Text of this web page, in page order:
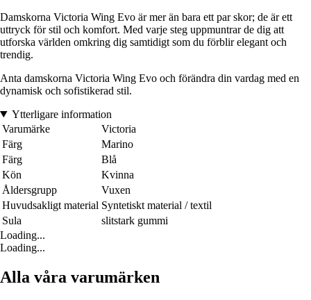
Damskorna Victoria Wing Evo är mer än bara ett par skor; de är ett
uttryck för stil och komfort. Med varje steg uppmuntrar de dig att
utforska världen omkring dig samtidigt som du förblir elegant och
trendig.
Anta damskorna Victoria Wing Evo och förändra din vardag med en
dynamisk och sofistikerad stil.
Ytterligare information
Varumärke
Victoria
Färg
Marino
Färg
Blå
Kön
Kvinna
Åldersgrupp
Vuxen
Huvudsakligt material Syntetiskt material / textil
Sula
slitstark gummi
Loading...
Loading...
Alla våra varumärken